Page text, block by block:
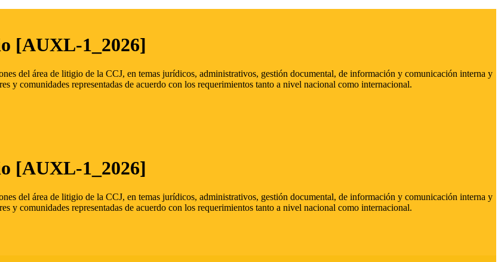
[AUXL-1_2026]
del área de litigio de la CCJ, en temas jurídicos, administrativos, gestión documental, de información y comunicación interna y
y comunidades representadas de acuerdo con los requerimientos tanto a nivel nacional como internacional.
[AUXL-1_2026]
del área de litigio de la CCJ, en temas jurídicos, administrativos, gestión documental, de información y comunicación interna y
y comunidades representadas de acuerdo con los requerimientos tanto a nivel nacional como internacional.